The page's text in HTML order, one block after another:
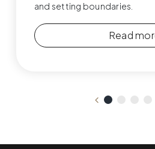
and setting boundaries.
Read